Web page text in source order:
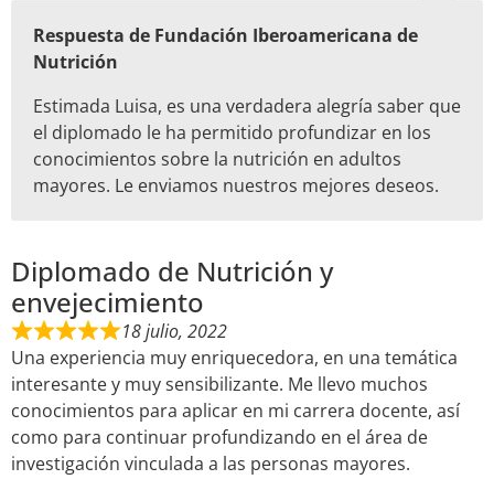
Respuesta de Fundación Iberoamericana de
Nutrición
Estimada Luisa, es una verdadera alegría saber que
el diplomado le ha permitido profundizar en los
conocimientos sobre la nutrición en adultos
mayores. Le enviamos nuestros mejores deseos.
Diplomado de Nutrición y
envejecimiento
18 julio, 2022
Una experiencia muy enriquecedora, en una temática
interesante y muy sensibilizante. Me llevo muchos
conocimientos para aplicar en mi carrera docente, así
como para continuar profundizando en el área de
investigación vinculada a las personas mayores.